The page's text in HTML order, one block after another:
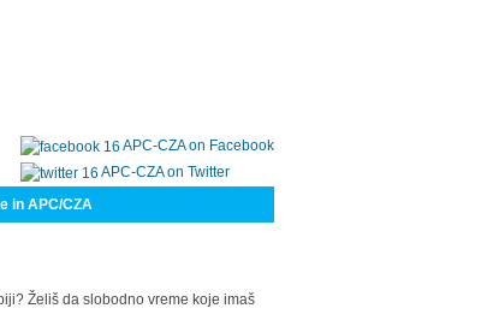
APC-CZA on Facebook
APC-CZA on Twitter
in APC/CZA
Želiš da slobodno vreme koje imaš